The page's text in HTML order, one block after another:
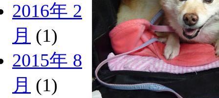
2016年 2
月 (1)
2015年 8
月 (1)